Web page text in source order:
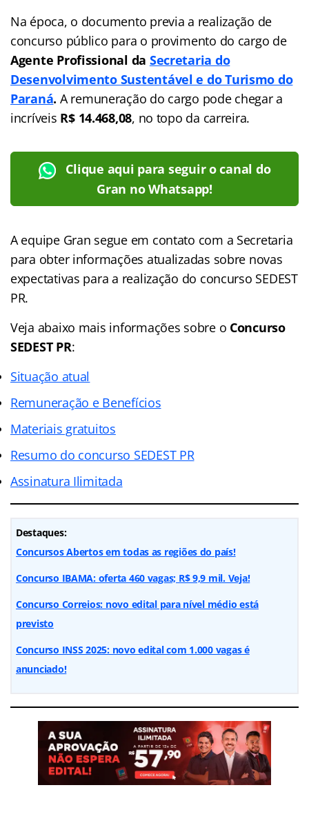
Na época, o documento previa a realização de
concurso público para o provimento do cargo de
Agente Profissional da Secretaria do
Desenvolvimento Sustentável e do Turismo do
Paraná. A remuneração do cargo pode chegar a
incríveis R$ 14.468,08, no topo da carreira.
Clique aqui para seguir o canal do
Gran no Whatsapp!
A equipe Gran segue em contato com a Secretaria
para obter informações atualizadas sobre novas
expectativas para a realização do concurso SEDEST
PR.
Veja abaixo mais informações sobre o Concurso
SEDEST PR:
Situação atual
Remuneração e Benefícios
Materiais gratuitos
Resumo do concurso SEDEST PR
Assinatura Ilimitada
Destaques:
Concursos Abertos em todas as regiões do país!
Concurso IBAMA: oferta 460 vagas; R$ 9,9 mil. Veja!
Concurso Correios: novo edital para nível médio está
previsto
Concurso INSS 2025: novo edital com 1.000 vagas é
anunciado!